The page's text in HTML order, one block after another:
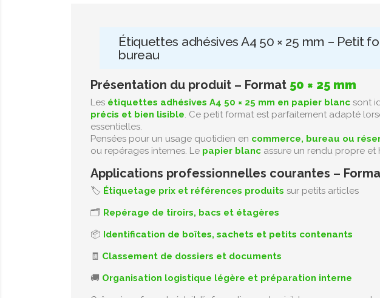
Étiquettes adhésives A4 50 × 25 mm – Petit
bureau
Présentation du produit – Format 50 × 25 mm
Les étiquettes adhésives A4 50 × 25 mm en papier blanc sont
précis et bien lisible. Ce petit format est parfaitement adapté
essentielles.
Pensées pour un usage quotidien en commerce, bureau ou
ou repérages internes. Le papier blanc assure un rendu propre
Applications professionnelles courantes –
🏷️ Étiquetage prix et références produits sur petits articles
🗂️ Repérage de tiroirs, bacs et étagères
📦 Identification de boîtes, sachets et petits contenants
🧾 Classement de dossiers et documents
🚚 Organisation logistique légère et préparation interne